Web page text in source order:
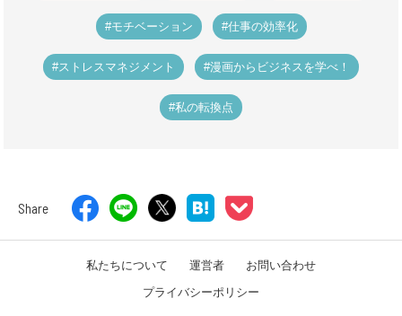
#モチベーション #仕事の効率化
#ストレスマネジメント #漫画からビジネスを学べ！
#私の転換点
Share
私たちについて 運営者
お問い合わせ
プライバシーポリシー